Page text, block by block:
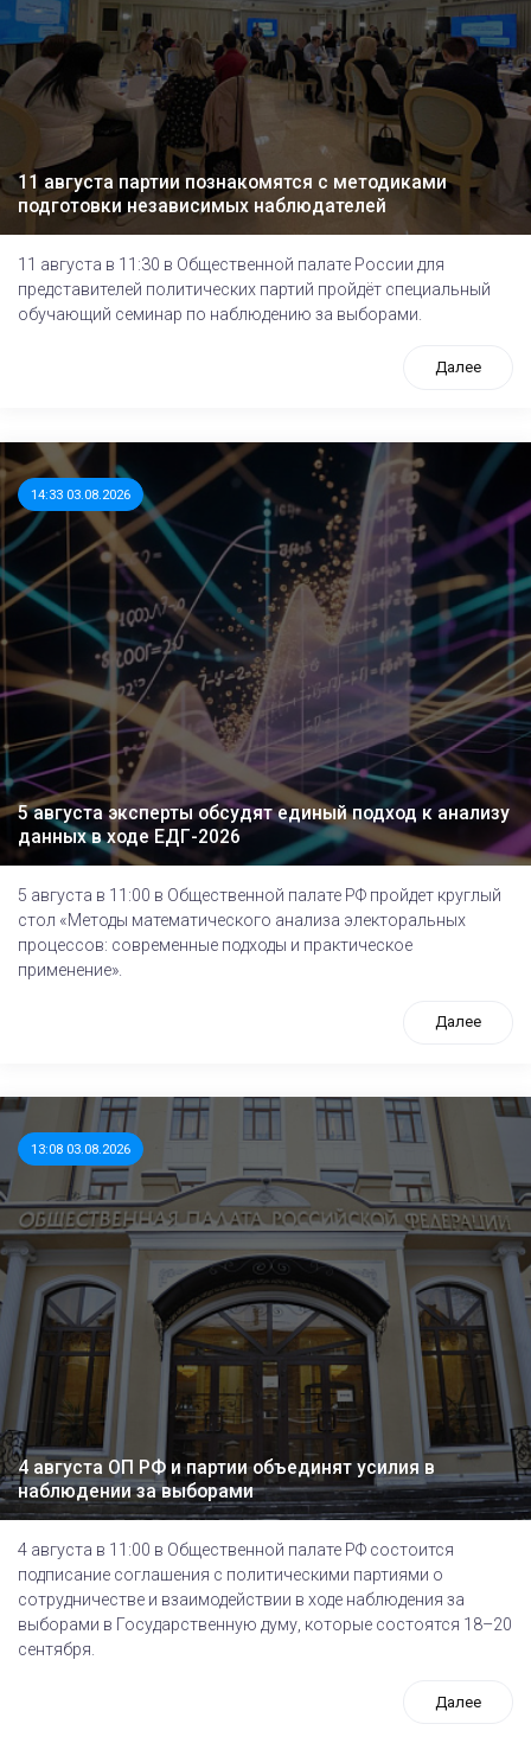
11 августа партии познакомятся с методиками
подготовки независимых наблюдателей
11 августа в 11:30 в Общественной палате России для
представителей политических партий пройдёт специальный
обучающий семинар по наблюдению за выборами.
Далее
14:33 03.08.2026
5 августа эксперты обсудят единый подход к анализу
данных в ходе ЕДГ-2026
5 августа в 11:00 в Общественной палате РФ пройдет круглый
стол «Методы математического анализа электоральных
процессов: современные подходы и практическое
применение».
Далее
13:08 03.08.2026
4 августа ОП РФ и партии объединят усилия в
наблюдении за выборами
4 августа в 11:00 в Общественной палате РФ состоится
подписание соглашения с политическими партиями о
сотрудничестве и взаимодействии в ходе наблюдения за
выборами в Государственную думу, которые состоятся 18–20
сентября.
Далее